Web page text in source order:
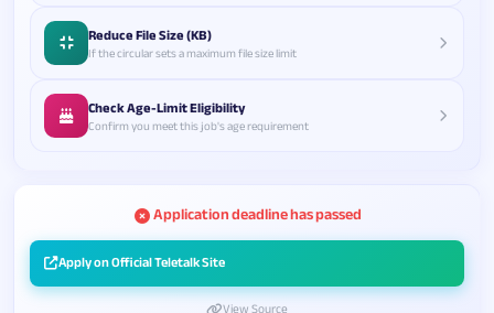
Reduce File Size (KB)
If the circular sets a maximum file size limit
Check Age-Limit Eligibility
Confirm you meet this job's age requirement
Application deadline has passed
Apply on Official Teletalk Site